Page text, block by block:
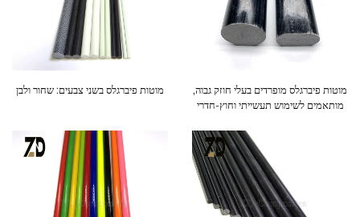
מוטות פיברגלס מופרדים בעלי חוזק גבוה,
מותאמים לשימוש תעשייתי וחוץ-חדרי
מוטות פיברגלס בשני צבעים: שחור ולבן